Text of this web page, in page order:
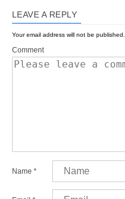
LEAVE A REPLY
Your email address will not be published.
Comment
Name *